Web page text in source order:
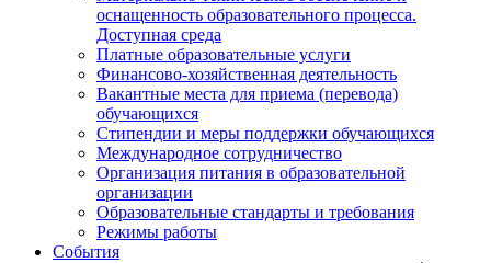
оснащенность образовательного процесса.
Доступная среда
Платные образовательные услуги
Финансово-хозяйственная деятельность
Вакантные места для приема (перевода)
обучающихся
Стипендии и меры поддержки обучающихся
Международное сотрудничество
Организация питания в образовательной
организации
Образовательные стандарты и требования
Режимы работы
События